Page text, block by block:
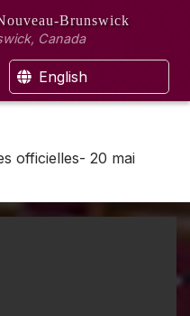
Brunswick
Canada
English
officielles- 20 mai